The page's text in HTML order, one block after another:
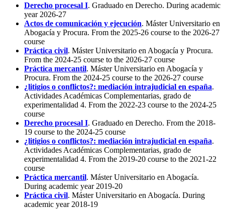
Derecho procesal I. Graduado en Derecho. During academic
year 2026-27
Actos de comunicación y ejecución. Máster Universitario en
Abogacía y Procura. From the 2025-26 course to the 2026-27
course
Práctica civil. Máster Universitario en Abogacía y Procura.
From the 2024-25 course to the 2026-27 course
Práctica mercantil. Máster Universitario en Abogacía y
Procura. From the 2024-25 course to the 2026-27 course
¿litigios o conflictos?: mediación intrajudicial en españa.
Actividades Académicas Complementarias, grado de
experimentalidad 4. From the 2022-23 course to the 2024-25
course
Derecho procesal I. Graduado en Derecho. From the 2018-
19 course to the 2024-25 course
¿litigios o conflictos?: mediación intrajudicial en españa.
Actividades Académicas Complementarias, grado de
experimentalidad 4. From the 2019-20 course to the 2021-22
course
Práctica mercantil. Máster Universitario en Abogacía.
During academic year 2019-20
Práctica civil. Máster Universitario en Abogacía. During
academic year 2018-19